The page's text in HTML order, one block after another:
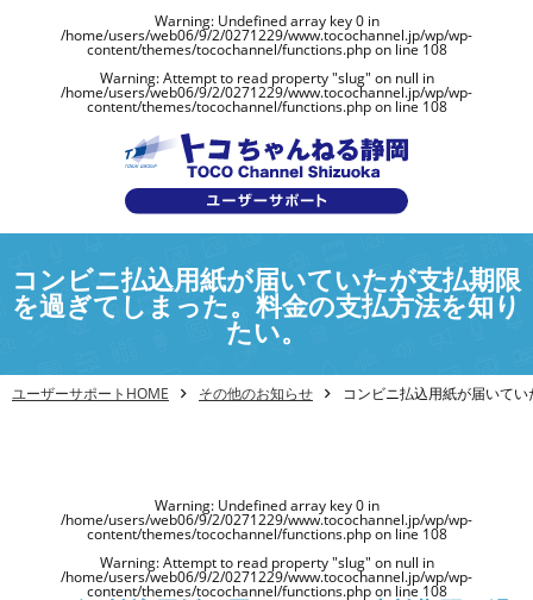
Warning: Undefined array key 0 in
/home/users/web06/9/2/0271229/www.tocochannel.jp/wp/wp-
content/themes/tocochannel/functions.phpon line 108
Warning: Attempt to read property "slug" on null in
/home/users/web06/9/2/0271229/www.tocochannel.jp/wp/wp-
content/themes/tocochannel/functions.phpon line 108
コンビニ払込用紙が届いていたが支払期限
を過ぎてしまった。料金の支払方法を知り
たい。
ユーザーサポートHOME その他のお知らせ コンビニ払込用紙が届いて
Warning: Undefined array key 0 in
/home/users/web06/9/2/0271229/www.tocochannel.jp/wp/wp-
content/themes/tocochannel/functions.phpon line 108
Warning: Attempt to read property "slug" on null in
/home/users/web06/9/2/0271229/www.tocochannel.jp/wp/wp-
content/themes/tocochannel/functions.phpon line 108